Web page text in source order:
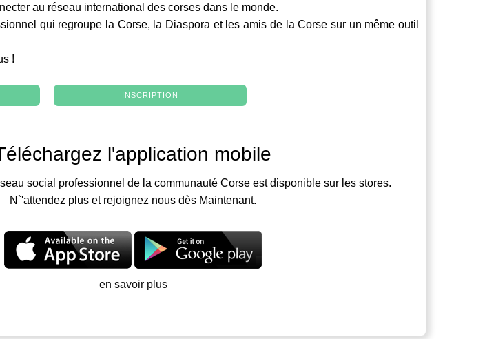
au réseau international des corses dans le monde.
qui regroupe la Corse, la Diaspora et les amis de la Corse sur un même outil
!
INSCRIPTION
l'application mobile
social professionnel de la communauté Corse est disponible sur les stores.
N`'attendez plus et rejoignez nous dès Maintenant.
en savoir plus